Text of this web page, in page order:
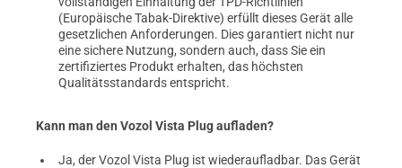
(Europäische Tabak-Direktive) erfüllt dieses Gerät alle
gesetzlichen Anforderungen. Dies garantiert nicht nur
eine sichere Nutzung, sondern auch, dass Sie ein
zertifiziertes Produkt erhalten, das höchsten
Qualitätsstandards entspricht.
Kann man den Vozol Vista Plug aufladen?
Ja, der Vozol Vista Plug ist wiederaufladbar. Das Gerät